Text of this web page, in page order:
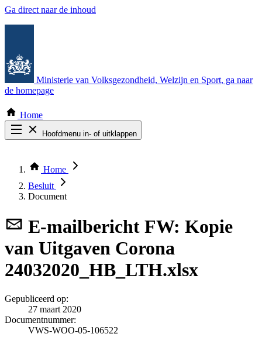
Ga direct naar de inhoud
Ministerie van Volksgezondheid, Welzijn en Sport, ga naar
de homepage
Home
Hoofdmenu in- of uitklappen
Thema COVID-19
Bekijk per bestuursorgaan
Home
Besluit
Document
E-mailbericht FW: Kopie
van Uitgaven Corona
24032020_HB_LTH.xlsx
Gepubliceerd op:
27 maart 2020
Documentnummer:
VWS-WOO-05-106522